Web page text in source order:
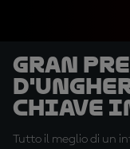
Gran
chiave
Tutto il meglio di un